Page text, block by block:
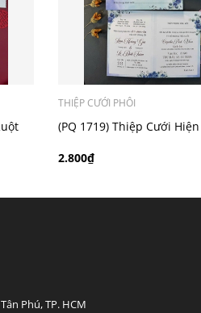
THIỆP CƯỚI PHÔI
(PQ 1719) Thiệp Cưới
2.800₫
Phú, TP. HCM